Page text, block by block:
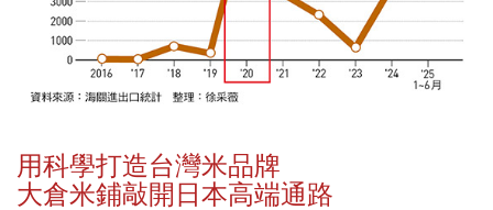
用科學打造台灣米品牌
大倉米鋪敲開日本高端通路